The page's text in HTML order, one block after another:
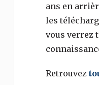
ans en
les
vous verrez
Retrouvez